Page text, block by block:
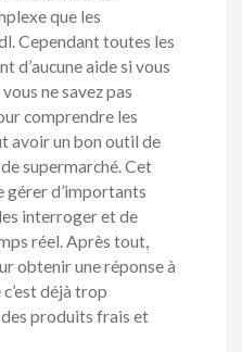
que les
Cependant toutes les
d’aucune aide si vous
ne savez pas
comprendre les
avoir un bon outil de
supermarché. Cet
d’importants
interroger et de
réel. Après tout,
obtenir une réponse à
déjà trop
des produits frais et